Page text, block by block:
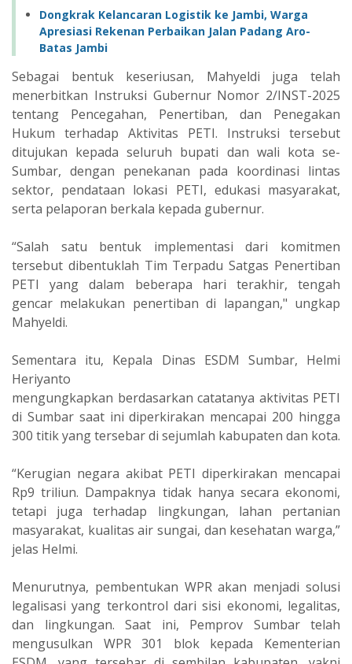
Dongkrak Kelancaran Logistik ke Jambi, Warga
Apresiasi Rekenan Perbaikan Jalan Padang Aro-
Batas Jambi
Sebagai bentuk keseriusan, Mahyeldi juga telah
menerbitkan Instruksi Gubernur Nomor 2/INST-2025
tentang Pencegahan, Penertiban, dan Penegakan
Hukum terhadap Aktivitas PETI. Instruksi tersebut
ditujukan kepada seluruh bupati dan wali kota se-
Sumbar, dengan penekanan pada koordinasi lintas
sektor, pendataan lokasi PETI, edukasi masyarakat,
serta pelaporan berkala kepada gubernur.
“Salah satu bentuk implementasi dari komitmen
tersebut dibentuklah Tim Terpadu Satgas Penertiban
PETI yang dalam beberapa hari terakhir, tengah
gencar melakukan penertiban di lapangan," ungkap
Mahyeldi.
Sementara itu, Kepala Dinas ESDM Sumbar, Helmi
Heriyanto
mengungkapkan berdasarkan catatanya aktivitas PETI
di Sumbar saat ini diperkirakan mencapai 200 hingga
300 titik yang tersebar di sejumlah kabupaten dan kota.
“Kerugian negara akibat PETI diperkirakan mencapai
Rp9 triliun. Dampaknya tidak hanya secara ekonomi,
tetapi juga terhadap lingkungan, lahan pertanian
masyarakat, kualitas air sungai, dan kesehatan warga,”
jelas Helmi.
Menurutnya, pembentukan WPR akan menjadi solusi
legalisasi yang terkontrol dari sisi ekonomi, legalitas,
dan lingkungan. Saat ini, Pemprov Sumbar telah
mengusulkan WPR 301 blok kepada Kementerian